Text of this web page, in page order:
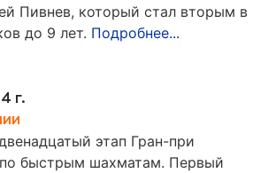
Пивнев, который стал вторым в
до 9 лет. Подробнее...
г.
этап Гран-при
быстрым шахматам. Первый